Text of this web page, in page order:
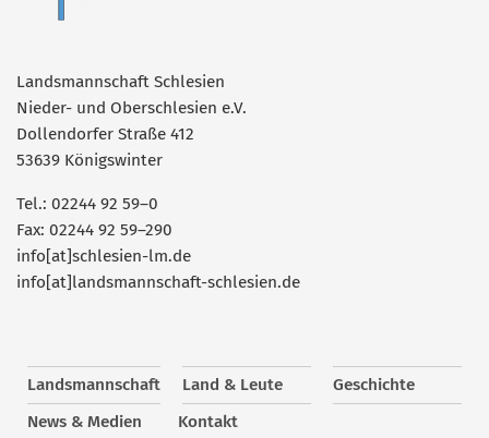
Landsmannschaft Schlesien
Nieder- und Oberschlesien e.V.
Dollendorfer Straße 412
53639 Königswinter
Tel.: 02244 92 59–0
Fax: 02244 92 59–290
info[at]schlesien-lm.de
info[at]landsmannschaft-schlesien.de
Landsmannschaft Land & Leute
Geschichte
News & Medien
Kontakt